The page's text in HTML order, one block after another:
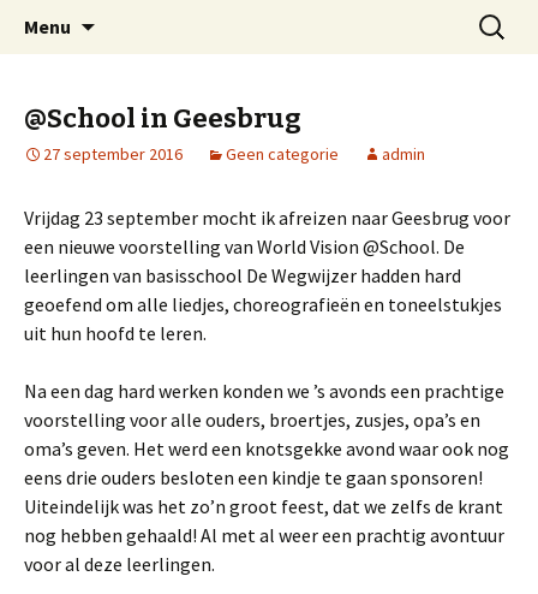
Arnold Wienen
Welkom op mijn website
Menu
Zoeken
naar:
@School in Geesbrug
27 september 2016 Geen categorie admin
Vrijdag 23 september mocht ik afreizen naar Geesbrug voor
een nieuwe voorstelling van World Vision @School. De
leerlingen van basisschool De Wegwijzer hadden hard
geoefend om alle liedjes, choreografieën en toneelstukjes
uit hun hoofd te leren.
Na een dag hard werken konden we ’s avonds een prachtige
voorstelling voor alle ouders, broertjes, zusjes, opa’s en
oma’s geven. Het werd een knotsgekke avond waar ook nog
eens drie ouders besloten een kindje te gaan sponsoren!
Uiteindelijk was het zo’n groot feest, dat we zelfs de krant
nog hebben gehaald! Al met al weer een prachtig avontuur
voor al deze leerlingen.